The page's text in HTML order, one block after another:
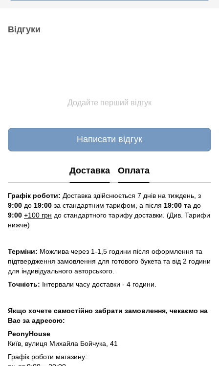
Відгуки
Додайте перший відгук
Написати відгук
Доставка Оплата
Графік роботи: Доставка здійснюється 7 днів на тиждень, з
9:00 до 19:00 за стандартним тарифом, а після 19:00 та до
9:00 +100 грн до стандартного тарифу доставки. (Див. Тарифи
нижче)
Терміни: Можлива через 1-1,5 години після оформлення та
підтвердження замовлення для готового букета та від 2 години
для індивідуального авторського.
Точність: Інтервали часу доставки - 4 години.
Якщо хочете самостійно забрати замовлення, чекаємо на
Вас за адресою:
PeonyHouse
Київ, вулиця Михайла Бойчука, 41
Графік роботи магазину: